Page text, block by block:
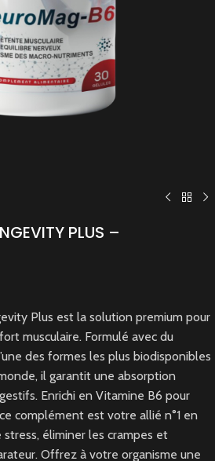
PLUS –
Plus est la solution premium pour
musculaire. Formulé avec du
des formes les plus biodisponibles
il garantit une absorption
Enrichi en Vitamine B6 pour
complément est votre allié n°1 en
éliminer les crampes et
Offrez à votre organisme une